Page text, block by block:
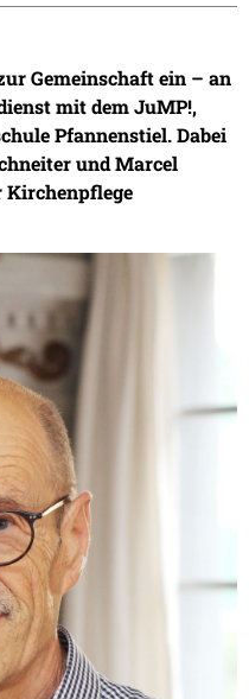
Gemeinschaft ein – an
mit dem JuMP!,
Pfannenstiel. Dabei
und Marcel
Kirchenpflege